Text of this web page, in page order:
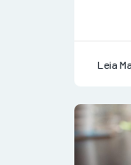
Leia